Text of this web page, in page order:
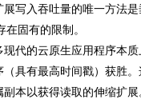
写入吞吐量的唯一方法
固有的限制。
代的云原生应用程序本
具有最高时间戳）获胜。
本以获得读取的伸缩扩